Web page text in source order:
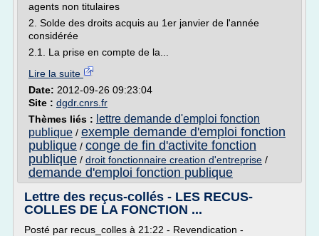
agents non titulaires
2. Solde des droits acquis au 1er janvier de l'année
considérée
2.1. La prise en compte de la...
Lire la suite
Date: 2012-09-26 09:23:04
Site : dgdr.cnrs.fr
Thèmes liés : lettre demande d'emploi fonction
publique / exemple demande d'emploi fonction
publique / conge de fin d'activite fonction
publique / droit fonctionnaire creation d'entreprise /
demande d'emploi fonction publique
Lettre des reçus-collés - LES RECUS-
COLLES DE LA FONCTION ...
Posté par recus_colles à 21:22 - Revendication -